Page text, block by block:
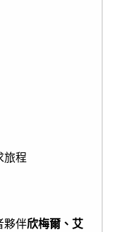
旅程
夥伴欣梅爾、艾